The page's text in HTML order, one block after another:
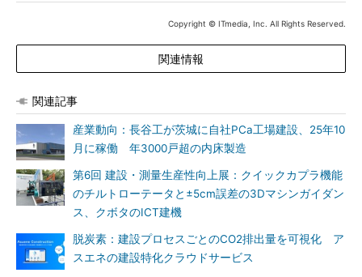
Copyright © ITmedia, Inc. All Rights Reserved.
関連情報
関連記事
産業動向：長谷工が茨城に自社PCa工場建設、25年10
月に稼働 年3000戸超の内床製造
第6回 建設・測量生産性向上展：クイックカプラ機能
のチルトローテータと±5cm誤差の3Dマシンガイダン
ス、クボタのICT建機
脱炭素：建設プロセスごとのCO2排出量を可視化 ア
スエネの建設特化クラウドサービス